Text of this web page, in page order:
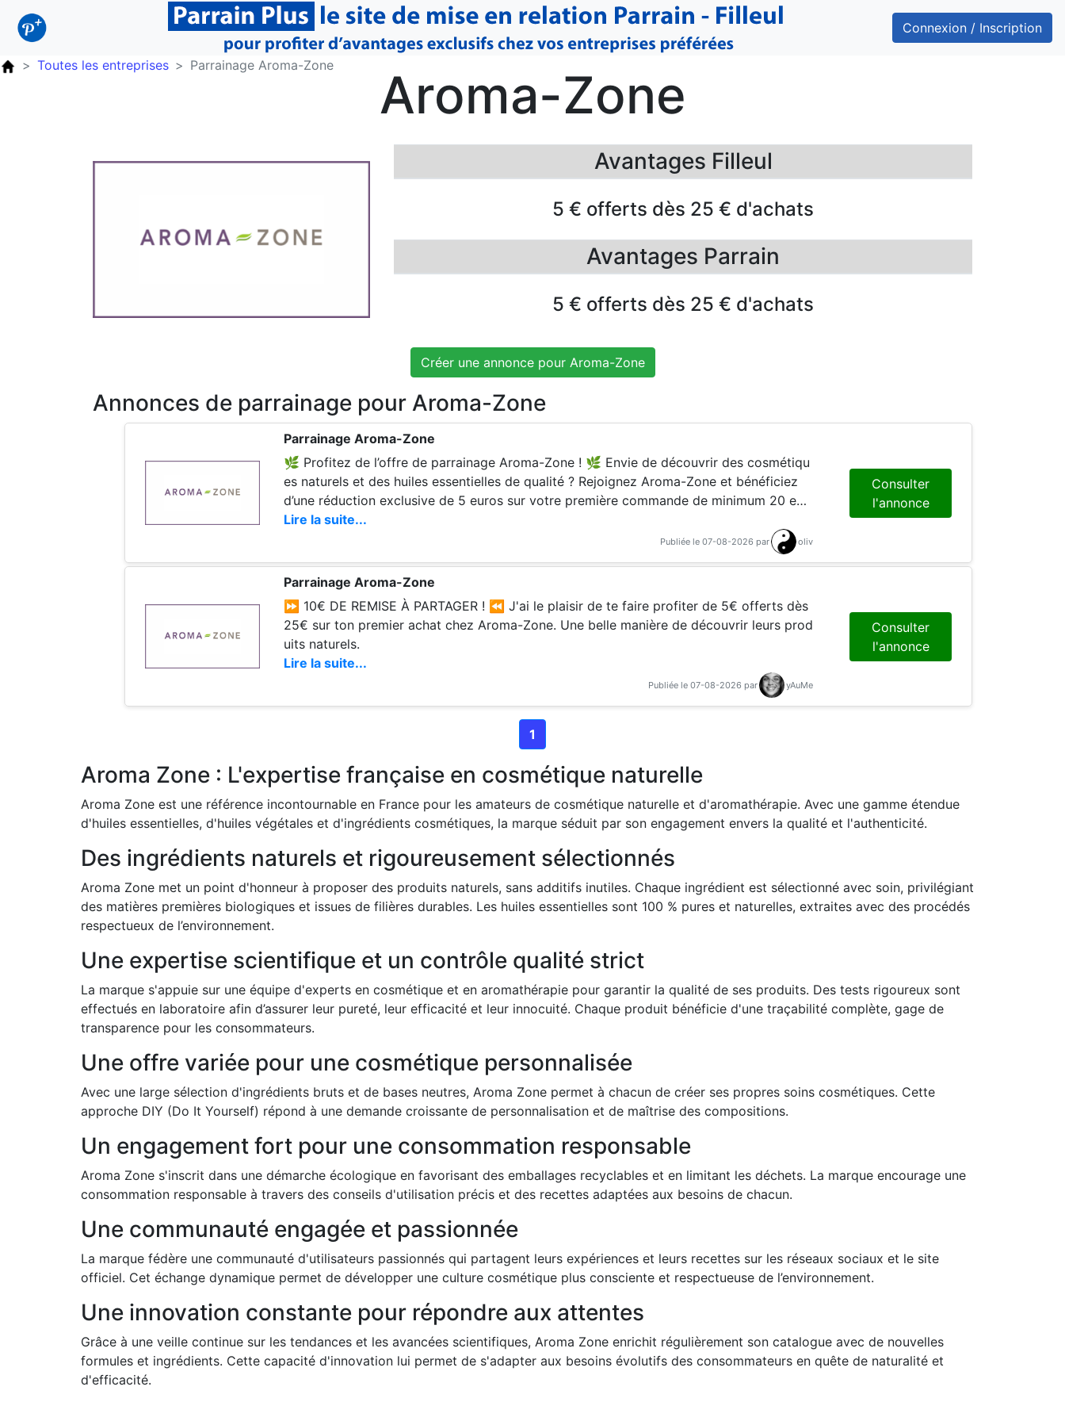
Connexion / Inscription
Toutes les entreprises Parrainage Aroma-Zone Aroma-Zone
Avantages Filleul
5 € offerts dès 25 € d'achats
Avantages Parrain
5 € offerts dès 25 € d'achats
Créer une annonce pour Aroma-Zone
Annonces de parrainage pour Aroma-Zone
Parrainage Aroma-Zone
🌿 Profitez de l’offre de parrainage Aroma-Zone ! 🌿 Envie de découvrir des cosmétiqu
es naturels et des huiles essentielles de qualité ? Rejoignez Aroma-Zone et bénéficiez
d’une réduction exclusive de 5 euros sur votre première commande de minimum 20 eur
os ! 🌸💚 🔗 Profitez-en dès maintenant !
Lire la suite...
Publiée le 07-08-2026 par oliv
Consulter
l'annonce
Parrainage Aroma-Zone
⏩ 10€ DE REMISE À PARTAGER ! ⏪ J'ai le plaisir de te faire profiter de 5€ offerts dès
25€ sur ton premier achat chez Aroma-Zone. Une belle manière de découvrir leurs prod
uits naturels.
Lire la suite...
Publiée le 07-08-2026 par yAuMe
Consulter
l'annonce
1
Aroma Zone : L'expertise française en cosmétique naturelle
Aroma Zone est une référence incontournable en France pour les amateurs de cosmétique naturelle et d'aromathérapie. Avec une gamme étendue
d'huiles essentielles, d'huiles végétales et d'ingrédients cosmétiques, la marque séduit par son engagement envers la qualité et l'authenticité.
Des ingrédients naturels et rigoureusement sélectionnés
Aroma Zone met un point d'honneur à proposer des produits naturels, sans additifs inutiles. Chaque ingrédient est sélectionné avec soin, privilégiant
des matières premières biologiques et issues de filières durables. Les huiles essentielles sont 100 % pures et naturelles, extraites avec des procédés
respectueux de l’environnement.
Une expertise scientifique et un contrôle qualité strict
La marque s'appuie sur une équipe d'experts en cosmétique et en aromathérapie pour garantir la qualité de ses produits. Des tests rigoureux sont
effectués en laboratoire afin d’assurer leur pureté, leur efficacité et leur innocuité. Chaque produit bénéficie d'une traçabilité complète, gage de
transparence pour les consommateurs.
Une offre variée pour une cosmétique personnalisée
Avec une large sélection d'ingrédients bruts et de bases neutres, Aroma Zone permet à chacun de créer ses propres soins cosmétiques. Cette
approche DIY (Do It Yourself) répond à une demande croissante de personnalisation et de maîtrise des compositions.
Un engagement fort pour une consommation responsable
Aroma Zone s'inscrit dans une démarche écologique en favorisant des emballages recyclables et en limitant les déchets. La marque encourage une
consommation responsable à travers des conseils d'utilisation précis et des recettes adaptées aux besoins de chacun.
Une communauté engagée et passionnée
La marque fédère une communauté d'utilisateurs passionnés qui partagent leurs expériences et leurs recettes sur les réseaux sociaux et le site
officiel. Cet échange dynamique permet de développer une culture cosmétique plus consciente et respectueuse de l’environnement.
Une innovation constante pour répondre aux attentes
Grâce à une veille continue sur les tendances et les avancées scientifiques, Aroma Zone enrichit régulièrement son catalogue avec de nouvelles
formules et ingrédients. Cette capacité d'innovation lui permet de s'adapter aux besoins évolutifs des consommateurs en quête de naturalité et
d'efficacité.